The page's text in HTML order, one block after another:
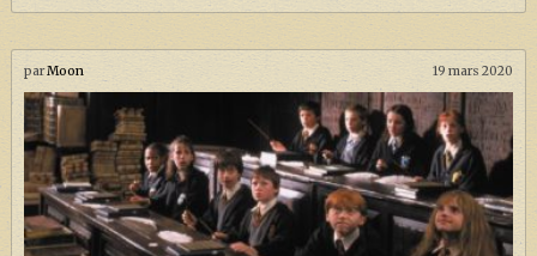
parMoon 19 mars 2020